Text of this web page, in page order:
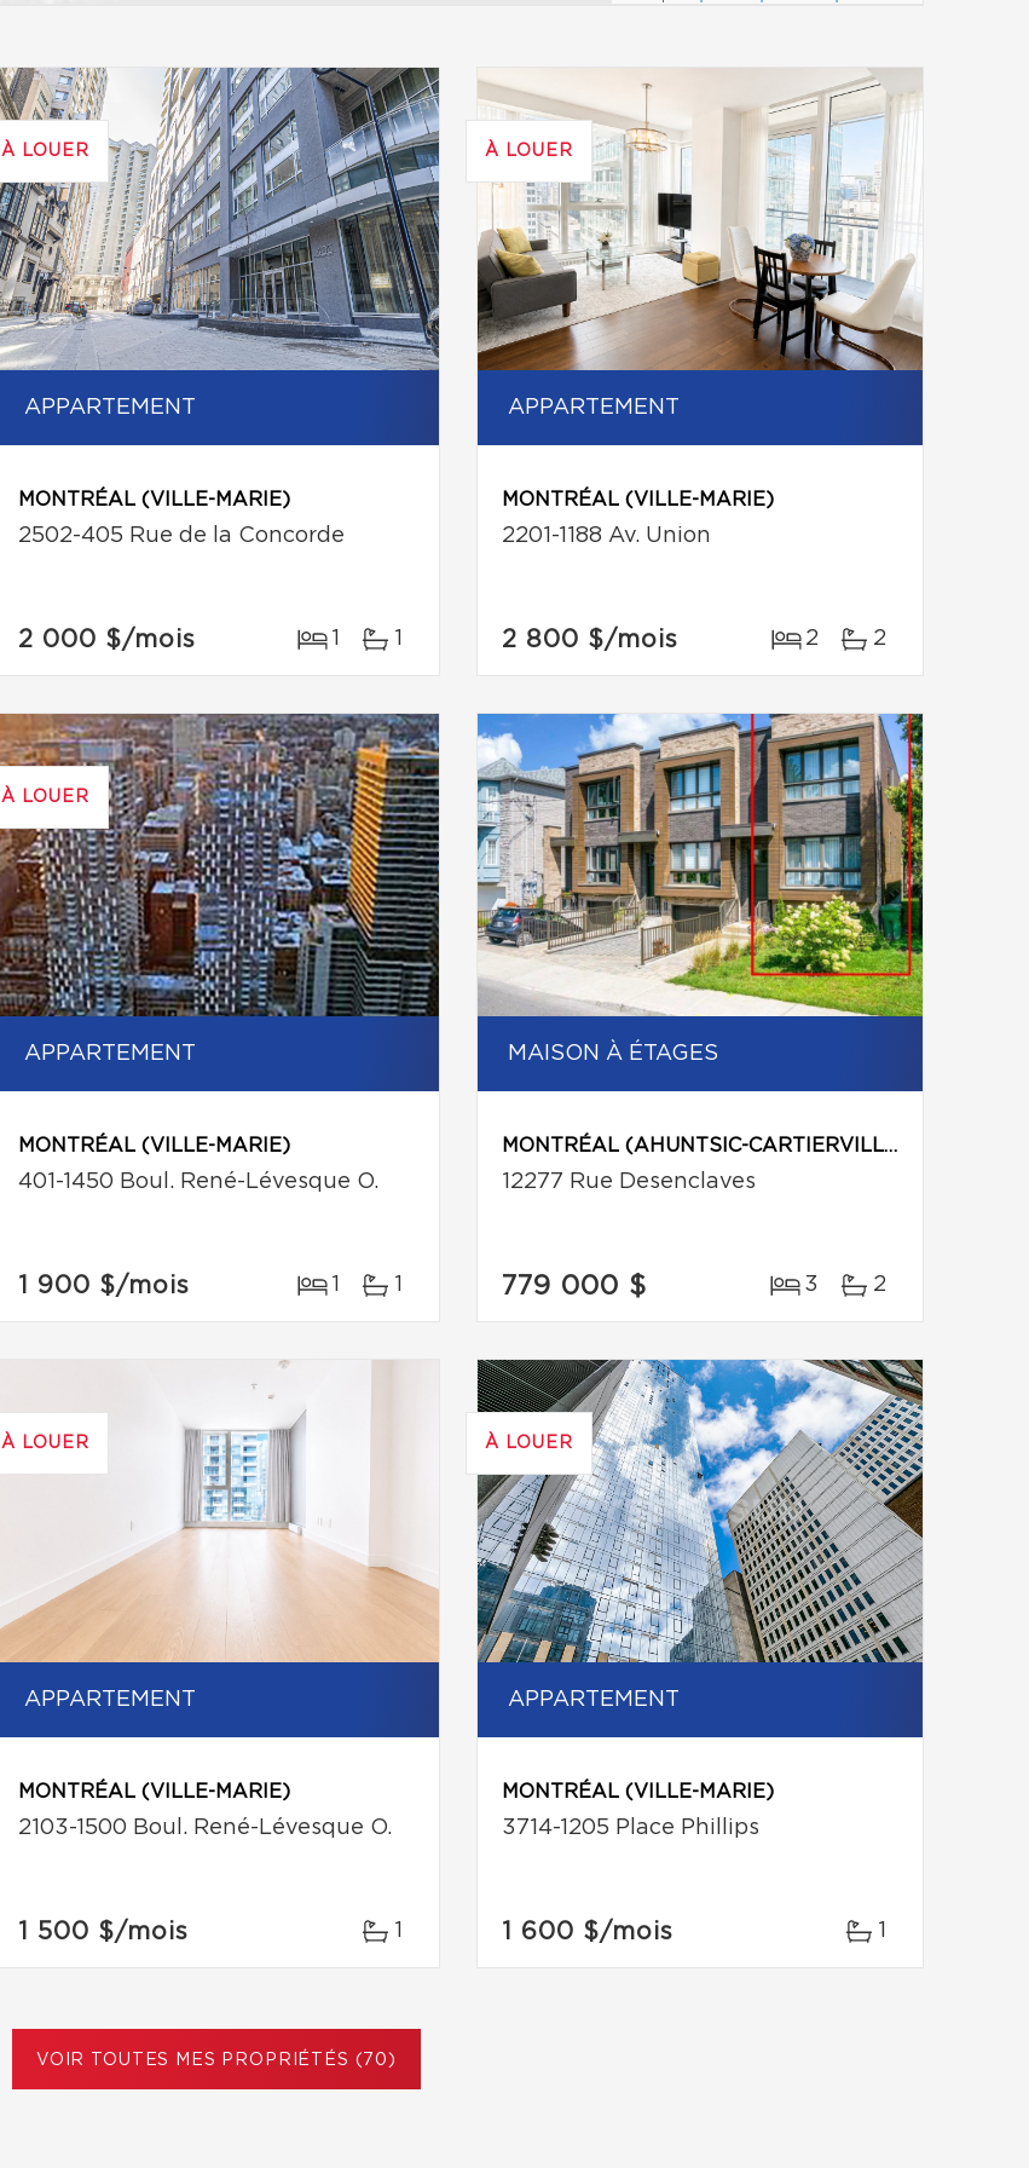
À LOUER
APPARTEMENT
MONTRÉAL (VILLE-MARIE)
2502-405 Rue de la Concorde
2 000 $/mois 1 1
À LOUER
APPARTEMENT
MONTRÉAL (VILLE-MARIE)
2201-1188 Av. Union
2 800 $/mois 2 2
À LOUER
APPARTEMENT
MONTRÉAL (VILLE-MARIE)
401-1450 Boul. René-Lévesque O.
1 900 $/mois 1 1
MAISON À ÉTAGES
MONTRÉAL (AHUNTSIC-CARTIERVILLE)
12277 Rue Desenclaves
779 000 $ 3 2
À LOUER
APPARTEMENT
MONTRÉAL (VILLE-MARIE)
2103-1500 Boul. René-Lévesque O.
1 500 $/mois 1
À LOUER
APPARTEMENT
MONTRÉAL (VILLE-MARIE)
3714-1205 Place Phillips
1 600 $/mois 1
VOIR TOUTES MES PROPRIÉTÉS (70)